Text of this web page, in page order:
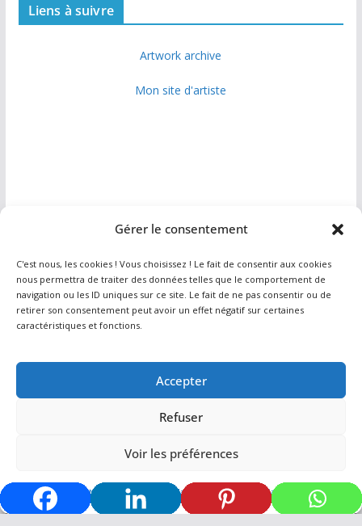
Gérer le consentement
C'est nous, les cookies ! Vous choisissez ! Le fait de consentir aux cookies
nous permettra de traiter des données telles que le comportement de
navigation ou les ID uniques sur ce site. Le fait de ne pas consentir ou de
retirer son consentement peut avoir un effet négatif sur certaines
caractéristiques et fonctions.
Accepter
Refuser
Voir les préférences
Politique de cookies Déclaration de confidentialité
Liens à suivre
Artwork archive
Mon site d'artiste
Info
Contact
Politique de confidentialité
Theme
ColorMag par ThemeGrill. Propulsé parWordPress